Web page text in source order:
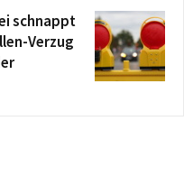
schnappt
Verzug